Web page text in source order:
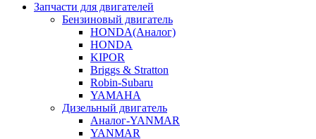
Запчасти для двигателей
Бензиновый двигатель
HONDA(Aналог)
HONDA
KIPOR
Briggs & Stratton
Robin-Subaru
YAMAHA
Дизельный двигатель
Аналог-YANMAR
YANMAR